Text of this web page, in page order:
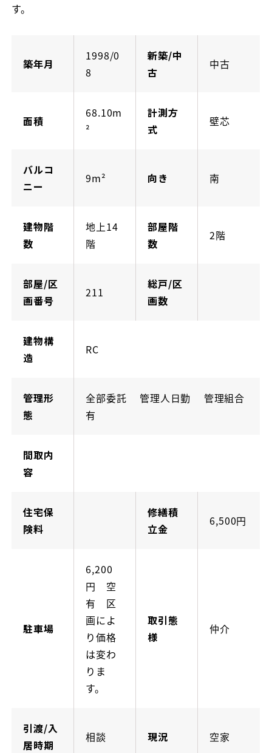
す。
築年月
1998/0
8
新築/中
古
中古
面積
68.10m
²
計測方
式
壁芯
バルコ
ニー
9m² 向き 南
建物階
数
地上14
階
部屋階
数
2階
部屋/区
画番号
211
総戸/区
画数
建物構
造
RC
管理形
態
全部委託 管理人日勤 管理組合
有
間取内
容
住宅保
険料
修繕積
立金
6,500円
駐車場
6,200
円 空
有 区
画によ
り価格
は変わ
りま
す。
取引態
様
仲介
引渡/入
居時期
相談 現況 空家